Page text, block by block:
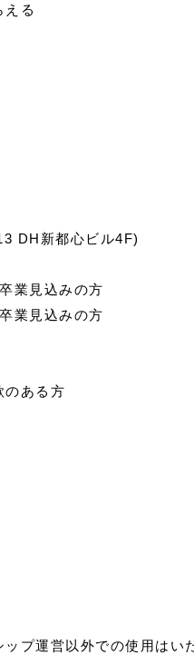
る
DH新都心ビル4F)
業見込みの方
見込みの方
ある方
プ運営以外での使用はい